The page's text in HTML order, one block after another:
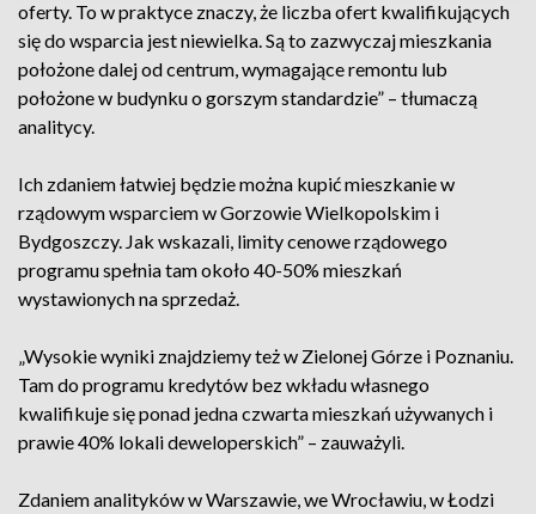
oferty. To w praktyce znaczy, że liczba ofert kwalifikujących
się do wsparcia jest niewielka. Są to zazwyczaj mieszkania
położone dalej od centrum, wymagające remontu lub
położone w budynku o gorszym standardzie” – tłumaczą
analitycy.
Ich zdaniem łatwiej będzie można kupić mieszkanie w
rządowym wsparciem w Gorzowie Wielkopolskim i
Bydgoszczy. Jak wskazali, limity cenowe rządowego
programu spełnia tam około 40-50% mieszkań
wystawionych na sprzedaż.
„Wysokie wyniki znajdziemy też w Zielonej Górze i Poznaniu.
Tam do programu kredytów bez wkładu własnego
kwalifikuje się ponad jedna czwarta mieszkań używanych i
prawie 40% lokali deweloperskich” – zauważyli.
Zdaniem analityków w Warszawie, we Wrocławiu, w Łodzi